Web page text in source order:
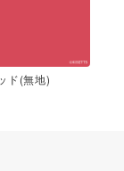
ド(無地)